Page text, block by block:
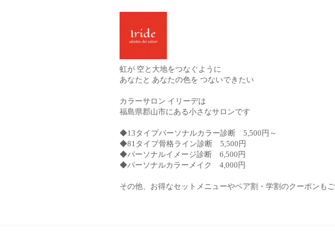
虹が 空と大地をつなぐように
あなたと あなたの色を つないできたい
カラーサロン イリーデは
福島県郡山市にある小さなサロンです
◆13タイプパーソナルカラー診断 5,500円～
◆81タイプ骨格ライン診断 5,500円
◆パーソナルイメージ診断 6,500円
◆パーソナルカラーメイク 4,000円
その他、お得なセットメニューやペア割・学割のクーポンも